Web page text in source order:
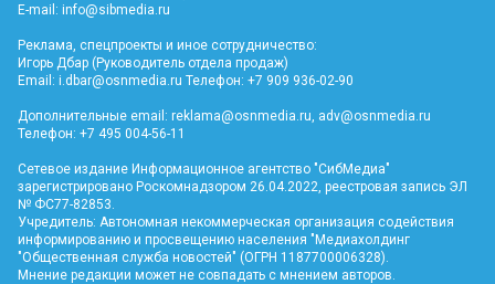
E-mail: info@sibmedia.ru
Реклама, спецпроекты и иное сотрудничество:
Игорь Дбар (Руководитель отдела продаж)
Email: i.dbar@osnmedia.ru Телефон: +7 909 936-02-90
Дополнительные email: reklama@osnmedia.ru adv@osnmedia.ru
Телефон: +7 495 004-56-11
Сетевое издание Информационное агентство "СибМедиа"
зарегистрировано Роскомнадзором 26.04.2022, реестровая запись ЭЛ
№ ФС77-82853.
Учредитель: Автономная некоммерческая организация содействия
информированию и просвещению населения "Медиахолдинг
"Общественная служба новостей" (ОГРН 1187700006328).
Мнение редакции может не совпадать с мнением авторов.